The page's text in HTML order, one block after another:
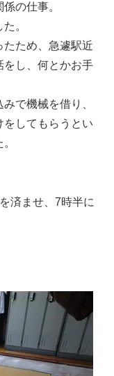
の仕事。
。
ため、急遽駅近
をし、何とかお手
で機械を借り、
してもらうとい
済ませ、7時半に